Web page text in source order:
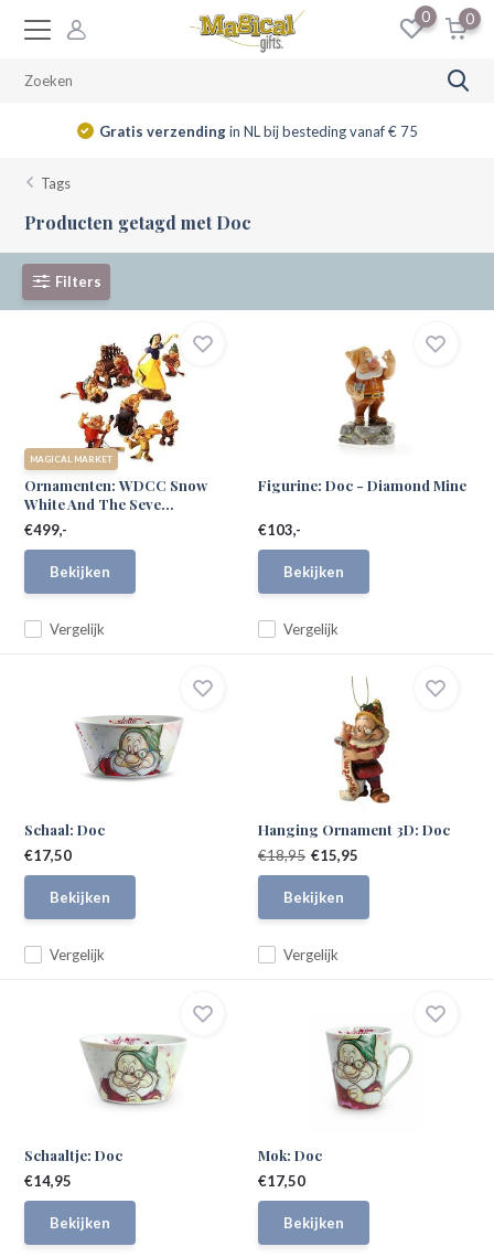
0 0
Gratis verzendingin NL bij besteding vanaf € 75
Tags
Producten getagd met Doc
Filters
MAGICAL MARKET
Ornamenten: WDCC Snow
White And The Seve...
Vergelijk
€499,-
Bekijken
Figurine: Doc - Diamond Mine
Vergelijk
€103,-
Bekijken
Schaal: Doc
Vergelijk
€17,50
Bekijken
Hanging Ornament 3D: Doc
Vergelijk
€18,95 €15,95
Bekijken
Schaaltje: Doc
€14,95
Bekijken
Mok: Doc
€17,50
Bekijken